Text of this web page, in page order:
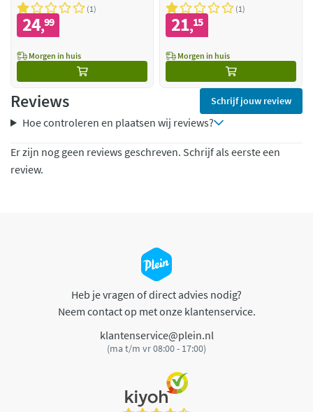
1
24,99
Morgen in huis
1
21,15
Morgen in huis
Reviews Schrijf jouw review
Hoe controleren en plaatsen wij reviews?
Er zijn nog geen reviews geschreven. Schrijf als eerste een
review.
Heb je vragen of direct advies nodig?
Neem contact op met onze klantenservice.
klantenservice@plein.nl
(ma t/m vr 08:00 - 17:00)